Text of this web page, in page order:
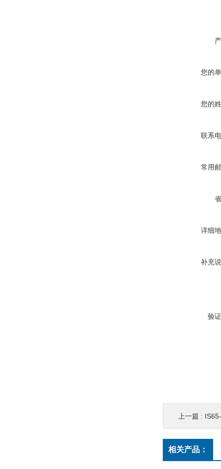
您的
您的
联系
常用
详细
补充
验
上一篇 :
相关产品：